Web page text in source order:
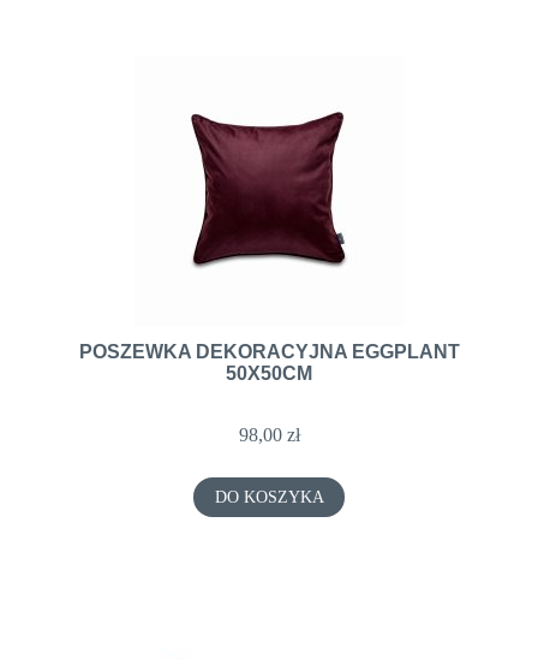
POSZEWKA DEKORACYJNA EGGPLANT
50X50CM
98,00 zł
DO KOSZYKA